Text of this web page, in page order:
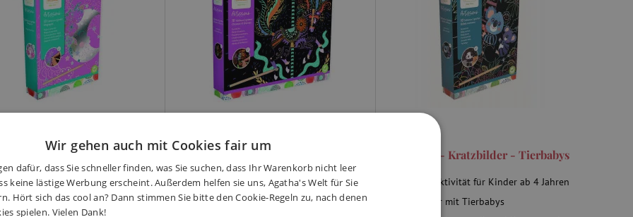
- Kratzbilder - Magischer
wie ein Traum, wer möchte das
Artissimo - Kratzbilder - Pferde
und Einhörner
Kratzbilder mit Motiven von Pferden und
Artissimo - Kratzbilder - Tierbabys
Freizeitaktivität für Kinder ab 4 Jahren
10 Bilder mit Tierbabys
Wir gehen auch mit Cookies fair um
dafür, dass Sie schneller finden, was Sie suchen, dass Ihr Warenkorb nicht leer
keine lästige Werbung erscheint. Außerdem helfen sie uns, Agatha's Welt für Sie
Hört sich das cool an? Dann stimmen Sie bitte den Cookie-Regeln zu, nach denen
spielen. Vielen Dank!